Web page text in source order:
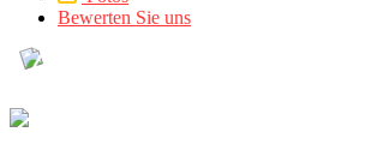
Bewerten Sie uns